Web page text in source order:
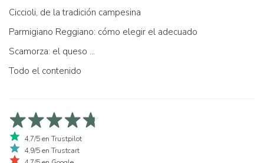
Ciccioli, de la tradición campesina
Parmigiano Reggiano: cómo elegir el adecuado
Scamorza: el queso ...
Todo el contenido
4,7/5 en Trustpilot
4,9/5 en Trustcart